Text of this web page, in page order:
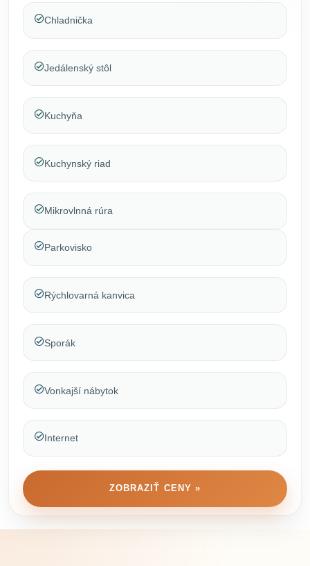
Chladnička
Jedálenský stôl
Kuchyňa
Kuchynský riad
Mikrovlnná rúra
Parkovisko
Rýchlovarná kanvica
Sporák
Vonkajší nábytok
Internet
ZOBRAZIŤ CENY »